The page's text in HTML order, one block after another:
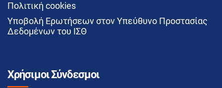
Πολιτική cookies
Υποβολή Ερωτήσεων στον Υπεύθυνο Προστασίας
Δεδομένων του ΙΣΘ
Χρήσιμοι Σύνδεσμοι